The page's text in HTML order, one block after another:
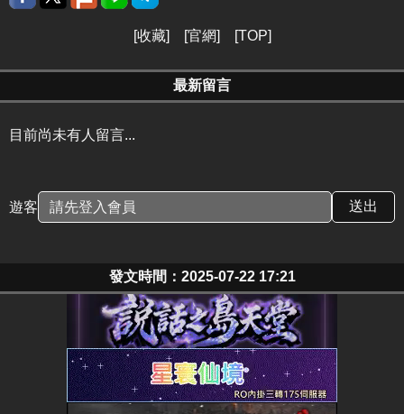
[收藏] [官網] [TOP]
最新留言
目前尚未有人留言...
遊客
發文時間：2025-07-22 17:21